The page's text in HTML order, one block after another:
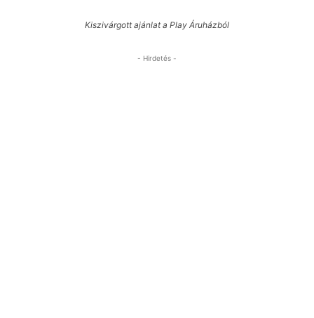
Kiszivárgott ajánlat a Play Áruházból
- Hirdetés -